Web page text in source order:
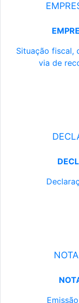
Situação fiscal,
via de